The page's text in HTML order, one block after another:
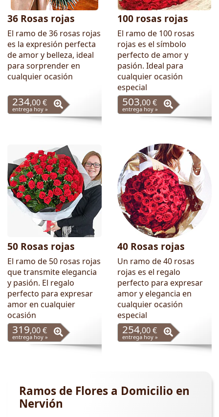
36 Rosas rojas
El ramo de 36 rosas rojas
es la expresión perfecta
de amor y belleza, ideal
para sorprender en
cualquier ocasión
234,00 €
entrega hoy »
100 rosas rojas
El ramo de 100 rosas
rojas es el símbolo
perfecto de amor y
pasión. Ideal para
cualquier ocasión
especial
503,00 €
entrega hoy »
50 Rosas rojas
El ramo de 50 rosas rojas
que transmite elegancia
y pasión. El regalo
perfecto para expresar
amor en cualquier
ocasión
319,00 €
entrega hoy »
40 Rosas rojas
Un ramo de 40 rosas
rojas es el regalo
perfecto para expresar
amor y elegancia en
cualquier ocasión
especial
254,00 €
entrega hoy »
Ramos de Flores a Domicilio en
Nervión